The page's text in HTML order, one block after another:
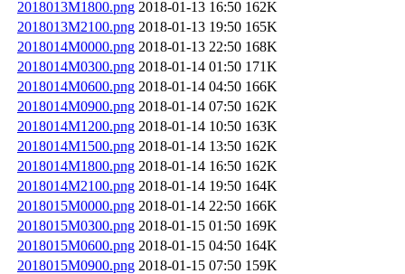
2018013M1800.png 2018-01-13 16:50 162K
2018013M2100.png 2018-01-13 19:50 165K
2018014M0000.png 2018-01-13 22:50 168K
2018014M0300.png 2018-01-14 01:50 171K
2018014M0600.png 2018-01-14 04:50 166K
2018014M0900.png 2018-01-14 07:50 162K
2018014M1200.png 2018-01-14 10:50 163K
2018014M1500.png 2018-01-14 13:50 162K
2018014M1800.png 2018-01-14 16:50 162K
2018014M2100.png 2018-01-14 19:50 164K
2018015M0000.png 2018-01-14 22:50 166K
2018015M0300.png 2018-01-15 01:50 169K
2018015M0600.png 2018-01-15 04:50 164K
2018015M0900.png 2018-01-15 07:50 159K